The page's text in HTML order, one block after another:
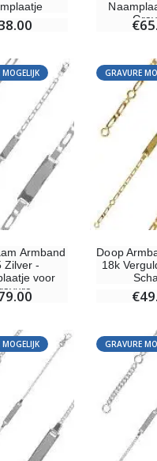
Armband
Zilver -
voor
GRAVURE
Doop
18k
GRAVURE